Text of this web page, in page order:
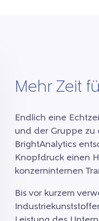
Mehr Zeit
Endlich eine
und der Gruppe zu
BrightAnalytics
Knopfdruck einen
konzerninternen
Bis vor kurzem